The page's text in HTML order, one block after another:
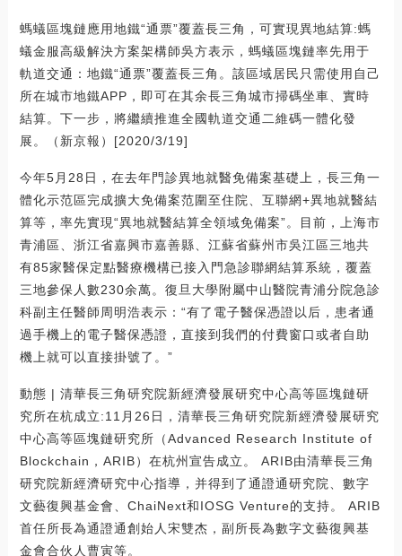
螞蟻區塊鏈應用地鐵“通票”覆蓋長三角，可實現異地結算:螞
蟻金服高級解決方案架構師吳方表示，螞蟻區塊鏈率先用于
軌道交通：地鐵“通票”覆蓋長三角。該區域居民只需使用自己
所在城市地鐵APP，即可在其余長三角城市掃碼坐車、實時
結算。下一步，將繼續推進全國軌道交通二維碼一體化發
展。（新京報）[2020/3/19]
今年5月28日，在去年門診異地就醫免備案基礎上，長三角一
體化示范區完成擴大免備案范圍至住院、互聯網+異地就醫結
算等，率先實現“異地就醫結算全領域免備案”。目前，上海市
青浦區、浙江省嘉興市嘉善縣、江蘇省蘇州市吳江區三地共
有85家醫保定點醫療機構已接入門急診聯網結算系統，覆蓋
三地參保人數230余萬。復旦大學附屬中山醫院青浦分院急診
科副主任醫師周明浩表示：“有了電子醫保憑證以后，患者通
過手機上的電子醫保憑證，直接到我們的付費窗口或者自助
機上就可以直接掛號了。”
動態 | 清華長三角研究院新經濟發展研究中心高等區塊鏈研
究所在杭成立:11月26日，清華長三角研究院新經濟發展研究
中心高等區塊鏈研究所（Advanced Research Institute of
Blockchain，ARIB）在杭州宣告成立。 ARIB由清華長三角
研究院新經濟研究中心指導，并得到了通證通研究院、數字
文藝復興基金會、ChaiNext和IOSG Venture的支持。 ARIB
首任所長為通證通創始人宋雙杰，副所長為數字文藝復興基
金會合伙人曹寅等。